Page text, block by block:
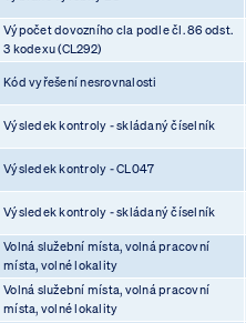
Výpočet dovozního cla podle čl. 86 odst.
3 kodexu (CL292)
Kód vyřešení nesrovnalosti
Výsledek kontroly - skládaný číselník
Výsledek kontroly - CL047
Výsledek kontroly - skládaný číselník
Volná služební místa, volná pracovní
místa, volné lokality
Volná služební místa, volná pracovní
místa, volné lokality